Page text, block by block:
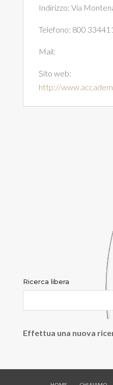
Indirizzo: Via
Telefono: 800 334411
Mail:
Sito web:
http://
Ricerca libera
Effettua una nuova